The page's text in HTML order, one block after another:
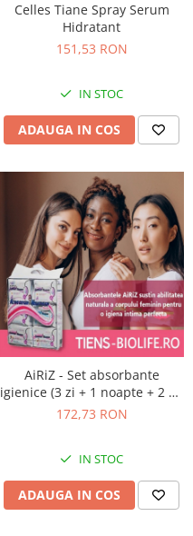
Celles Tiane Spray Serum
Hidratant
151,53 RON
IN STOC
ADAUGA IN COS
AiRiZ - Set absorbante
igienice (3 zi + 1 noapte + 2 uz
zilnic = 98 buc)
172,73 RON
IN STOC
ADAUGA IN COS